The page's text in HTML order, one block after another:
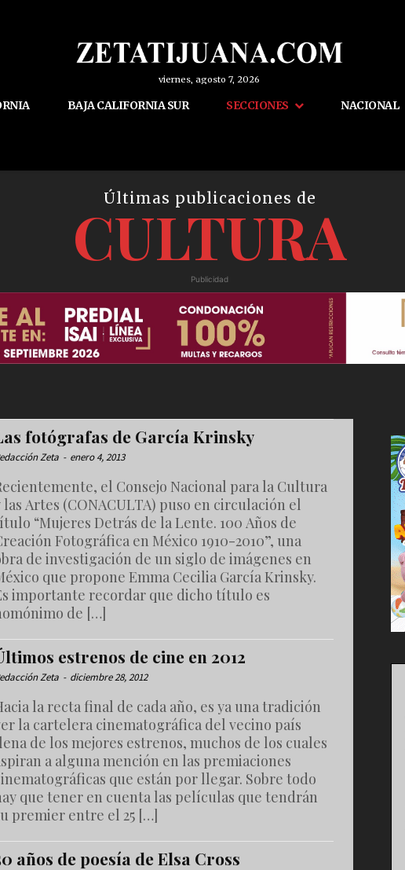
viernes, agosto 7, 2026
BAJA CALIFORNIA SUR SECCIONES NACIONAL
Últimas publicaciones de
CULTURA
Publicidad
fotógrafas de García Krinsky
Zeta - enero 4, 2013
el Consejo Nacional para la Cultura
las Artes (CONACULTA) puso en circulación el
“Mujeres Detrás de la Lente. 100 Años de
Fotográfica en México 1910-2010”, una
de investigación de un siglo de imágenes en
que propone Emma Cecilia García Krinsky.
importante recordar que dicho título es
de […]
estrenos de cine en 2012
Zeta - diciembre 28, 2012
la recta final de cada año, es ya una tradición
la cartelera cinematográfica del vecino país
de los mejores estrenos, muchos de los cuales
a alguna mención en las premiaciones
que están por llegar. Sobre todo
que tener en cuenta las películas que tendrán
premier entre el 25 […]
años de poesía de Elsa Cross